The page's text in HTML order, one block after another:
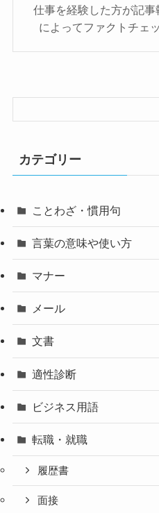
仕事を経験した方が記
によってファクトチェ
カテゴリー
ことわざ・慣用句
言葉の意味や使い方
マナー
メール
文書
適性診断
ビジネス用語
転職・就職
履歴書
面接